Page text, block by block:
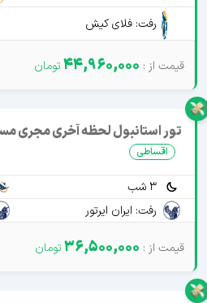
رفت: فلای کیش
44,960,000
تور استانبول لحظه آخری مجری
اقساطی
3 شب
رفت: ایران ایرتور
36,500,000